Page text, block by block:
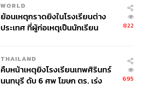
WORLD
ย้อนเหตุกราดยิงในโรงเรียนต่าง
ประเทศ ที่ผู้ก่อเหตุเป็นนักเรียน
822
THAILAND
คืบหน้าเหตุยิงโรงเรียนเทพศิรินทร์
นนทบุรี ดับ 6 ศพ โฆษก ตร. เร่ง
695